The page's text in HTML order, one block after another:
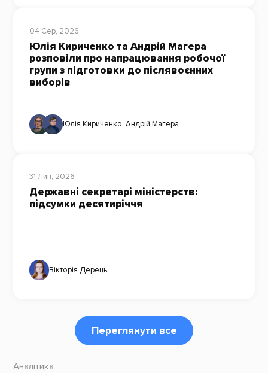
04 Сер, 2026
Юлія Кириченко та Андрій Магера
розповіли про напрацювання робочої
групи з підготовки до післявоєнних
виборів
Юлія Кириченко, Андрій Магера
31 Лип, 2026
Державні секретарі міністерств:
підсумки десятиріччя
Вікторія Дерець
Переглянути все
Аналітика